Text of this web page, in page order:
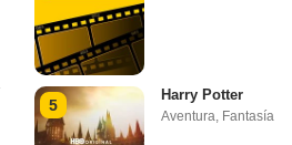
5
Harry Potter
Aventura Fantasía